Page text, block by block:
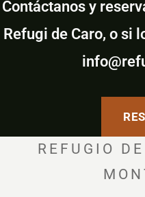
Contáctanos y
Refugi de Caro, o si
REFUGIO